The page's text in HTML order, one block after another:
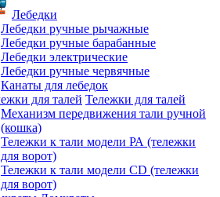
Лебедки
Лебедки ручные рычажные
Лебедки ручные барабанные
Лебедки электрические
Лебедки ручные червячные
Канаты для лебедок
Тележки для талей
Механизм передвижения тали ручной
(кошка)
Тележки к тали модели РА (тележки
для ворот)
Тележки к тали модели CD (тележки
для ворот)